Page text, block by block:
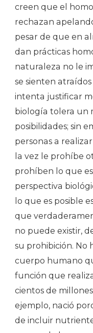
creen que el
rechazan
pesar de que en
dan prácticas
naturaleza no le
se sienten
intenta justificar
biología tolera un
posibilidades; sin
personas a
la vez le prohíbe
prohíben lo que
perspectiva
lo que es posible
que
no puede existir,
su prohibición. No
cuerpo humano
función que
cientos de
ejemplo, nació
de incluir